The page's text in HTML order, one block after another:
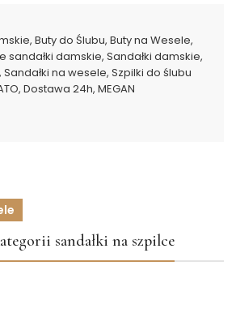
, Buty do Ślubu, Buty na Wesele,
sandałki damskie, Sandałki damskie,
, Sandałki na wesele, Szpilki do ślubu
, Dostawa 24h, MEGAN
sandałki na szpilce